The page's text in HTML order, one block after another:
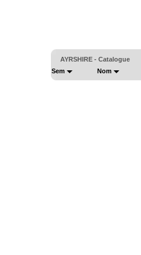
AYRSHIRE - Catalogue
Sem Nom